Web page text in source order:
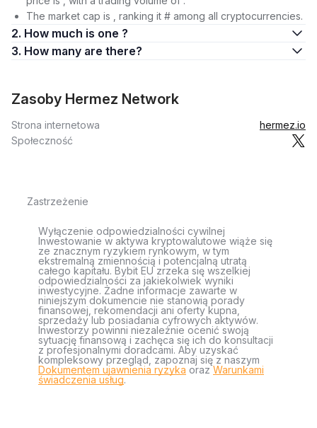
The market cap is , ranking it # among all cryptocurrencies.
2. How much is one ?
3. How many are there?
Zasoby Hermez Network
Strona internetowa
hermez.io
Społeczność
Zastrzeżenie
Wyłączenie odpowiedzialności cywilnej
Inwestowanie w aktywa kryptowalutowe wiąże się
ze znacznym ryzykiem rynkowym, w tym
ekstremalną zmiennością i potencjalną utratą
całego kapitału. Bybit EU zrzeka się wszelkiej
odpowiedzialności za jakiekolwiek wyniki
inwestycyjne. Żadne informacje zawarte w
niniejszym dokumencie nie stanowią porady
finansowej, rekomendacji ani oferty kupna,
sprzedaży lub posiadania cyfrowych aktywów.
Inwestorzy powinni niezależnie ocenić swoją
sytuację finansową i zachęca się ich do konsultacji
z profesjonalnymi doradcami. Aby uzyskać
kompleksowy przegląd, zapoznaj się z naszym
Dokumentem ujawnienia ryzyka orazWarunkami
świadczenia usług.